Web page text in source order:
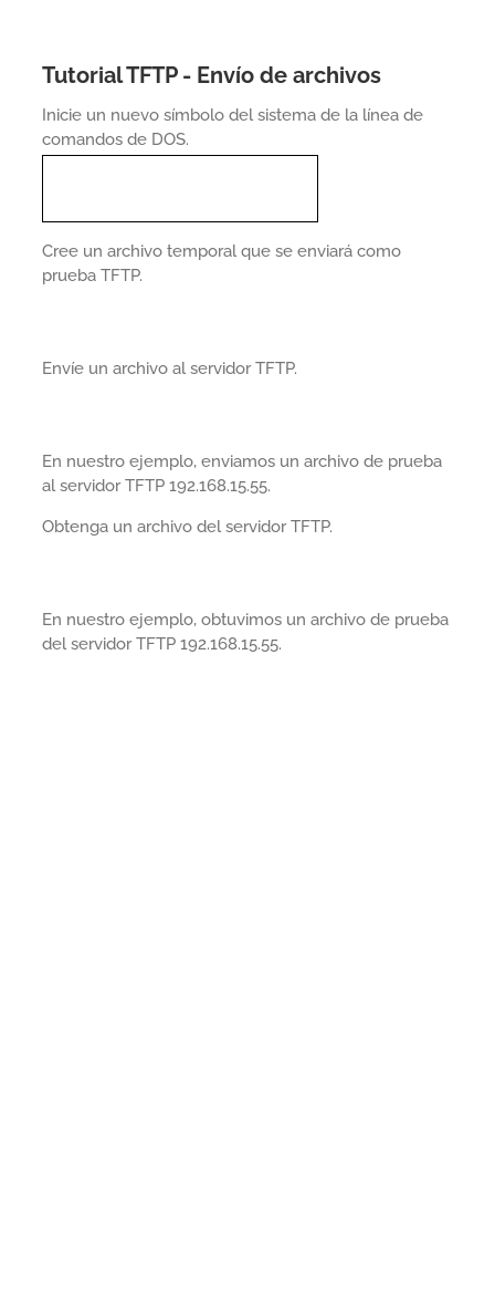
Tutorial TFTP - Envío de archivos
Inicie un nuevo símbolo del sistema de la línea de
comandos de DOS.
Cree un archivo temporal que se enviará como
prueba TFTP.
Envíe un archivo al servidor TFTP.
En nuestro ejemplo, enviamos un archivo de prueba
al servidor TFTP 192.168.15.55.
Obtenga un archivo del servidor TFTP.
En nuestro ejemplo, obtuvimos un archivo de prueba
del servidor TFTP 192.168.15.55.